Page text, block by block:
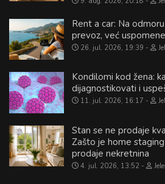
Rent a car: Na
prevoz, već uspomene
26. jul. 2026, 19:39
Kondilomi kod žena:
dijagnostikovati i
11. jul. 2026, 16:17
Stan se ne prodaje
Zašto je home
prodaje nekretnina
4. jul. 2026, 13:52